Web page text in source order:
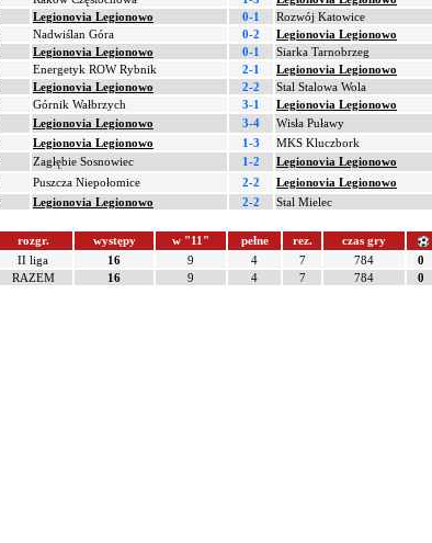
Legionovia Legionowo 0-1 Rozwój Katowice
Nadwiślan Góra 0-2 Legionovia Legionowo
Legionovia Legionowo 0-1 Siarka Tarnobrzeg
Energetyk ROW Rybnik 2-1 Legionovia Legionowo
Legionovia Legionowo 2-2 Stal Stalowa Wola
Górnik Wałbrzych 3-1 Legionovia Legionowo
Legionovia Legionowo 3-4 Wisła Puławy
Legionovia Legionowo 1-3 MKS Kluczbork
Zagłębie Sosnowiec 1-2 Legionovia Legionowo
Puszcza Niepołomice 2-2 Legionovia Legionowo
Legionovia Legionowo 2-2 Stal Mielec
rozgr. występy w "11" pełne rez. czas gry
II liga 16 9 4 7 784 0
RAZEM 16 9 4 7 784 0